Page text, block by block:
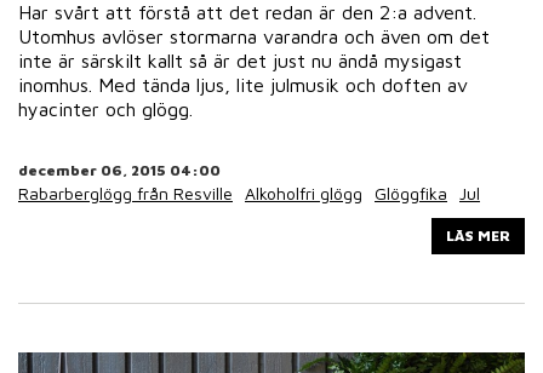
Har svårt att förstå att det redan är den 2:a advent.
Utomhus avlöser stormarna varandra och även om det
inte är särskilt kallt så är det just nu ändå mysigast
inomhus. Med tända ljus, lite julmusik och doften av
hyacinter och glögg.
december 06, 2015 04:00
Rabarberglögg från Resville Alkoholfri glögg Glöggfika Jul
LÄS MER